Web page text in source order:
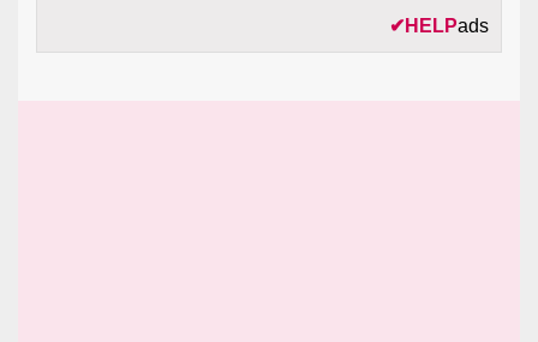
✔ HELPads